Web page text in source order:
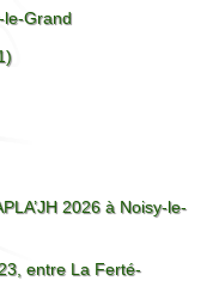
le-Grand
2026 à Noisy-le-
entre La Ferté-